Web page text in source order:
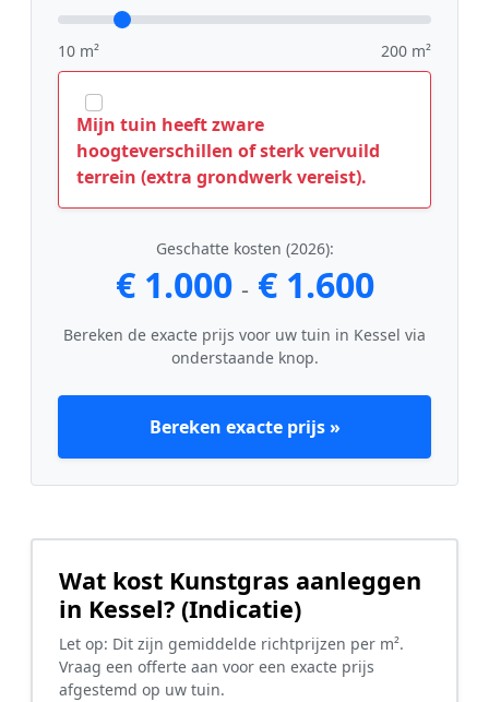
10 m² 200 m²
Mijn tuin heeft zware
hoogteverschillen of sterk vervuild
terrein (extra grondwerk vereist).
Geschatte kosten (2026):
€ 1.000 - € 1.600
Bereken de exacte prijs voor uw tuin in Kessel via
onderstaande knop.
Bereken exacte prijs »
Wat kost Kunstgras aanleggen
in Kessel? (Indicatie)
Let op: Dit zijn gemiddelde richtprijzen per m².
Vraag een offerte aan voor een exacte prijs
afgestemd op uw tuin.